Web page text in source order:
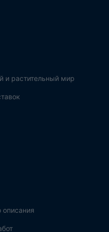
и растительный мир